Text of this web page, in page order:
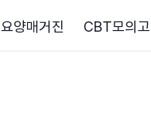
요양매거진 CBT모의